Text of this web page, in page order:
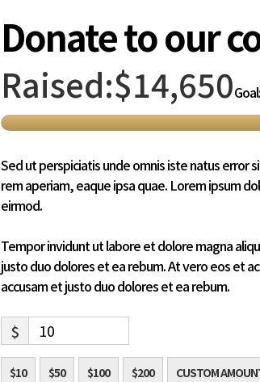
Donate to our
Raised:$14,650Goal:
Sed ut perspiciatis unde omnis iste natus
rem aperiam, eaque ipsa quae. Lorem ipsum
eirmod.
Tempor invidunt ut labore et dolore magna
justo duo dolores et ea rebum. At vero eos et
accusam et justo duo dolores et ea rebum.
$
$10 $50 $100 $200 CUSTOM